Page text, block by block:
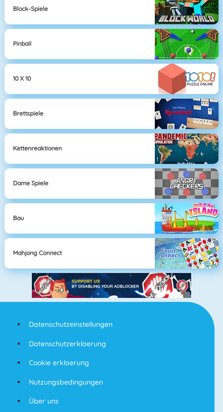
Block-Spiele
Pinball
10 X 10
Brettspiele
Kettenreaktionen
Dame Spiele
Bau
Mahjong Connect
Datenschutzeinstellungen
Datenschutzerklaerung
Cookie erklaerung
Nutzungsbedingungen
Über uns